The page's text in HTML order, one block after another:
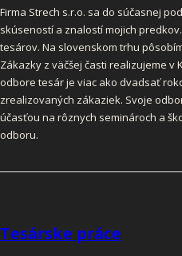
Firma Strech s.r.o. sa do súčasnej
skúseností a znalostí mojich
tesárov. Na slovenskom trhu
Zákazky z väčšej časti realizujeme v
odbore tesár je viac ako dvadsať
zrealizovaných zákaziek. Svoje
účasťou na rôznych seminároch a
odboru.
Tesárske práce